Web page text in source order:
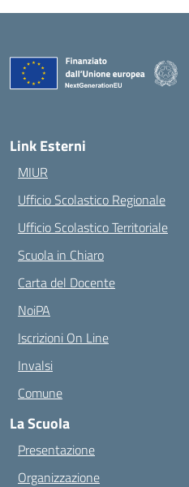
Link Esterni
MIUR
Ufficio Scolastico Regionale
Ufficio Scolastico Territoriale
Scuola in Chiaro
Carta del Docente
NoiPA
Iscrizioni On Line
Invalsi
Comune
La Scuola
Presentazione
Organizzazione